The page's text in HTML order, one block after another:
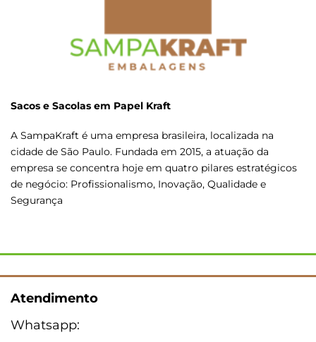
Sacos e Sacolas em Papel Kraft
A SampaKraft é uma empresa brasileira, localizada na
cidade de São Paulo. Fundada em 2015, a atuação da
empresa se concentra hoje em quatro pilares estratégicos
de negócio: Profissionalismo, Inovação, Qualidade e
Segurança
Atendimento
Whatsapp: